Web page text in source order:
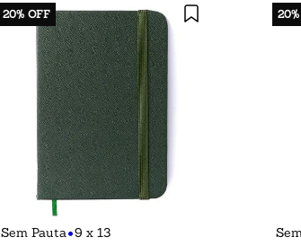
20% OFF
Sem Pauta•9 x 13
20%